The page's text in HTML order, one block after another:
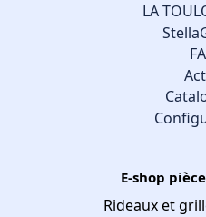
LA
E-shop
Rideaux et